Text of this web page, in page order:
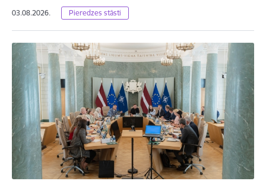
03.08.2026. Pieredzes stāsti